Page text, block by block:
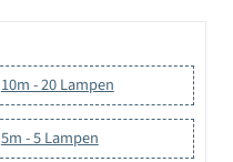
10m - 20 Lampen
5m - 5 Lampen